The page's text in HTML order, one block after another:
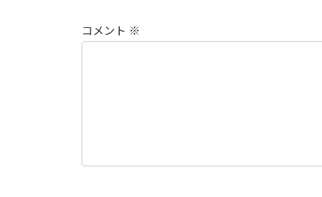
コメント ※